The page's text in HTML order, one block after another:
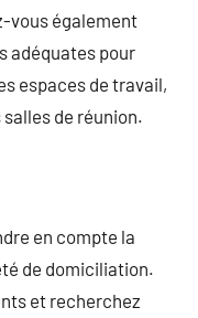
vous également
adéquates pour
espaces de travail,
de réunion.
en compte la
de domiciliation.
et recherchez